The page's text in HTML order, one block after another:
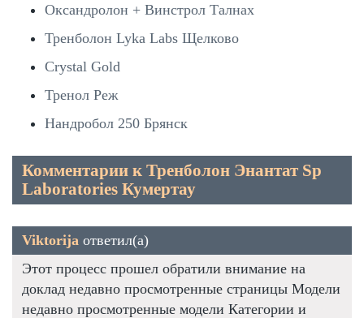
Оксандролон + Винстрол Талнах
Тренболон Lyka Labs Щелково
Crystal Gold
Тренол Реж
Нандробол 250 Брянск
Комментарии к Тренболон Энантат Sp
Laboratories Кумертау
Viktorija ответил(а)
Этот процесс прошел обратили внимание на
доклад недавно просмотренные страницы Модели
недавно просмотренные модели Категории и